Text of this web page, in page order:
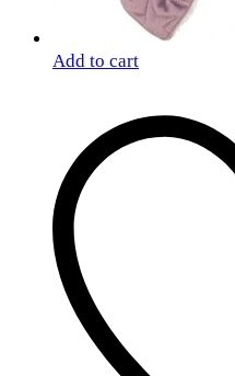
Add to cart